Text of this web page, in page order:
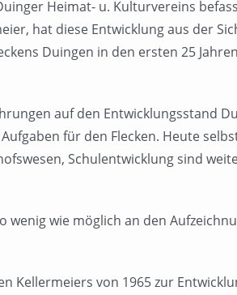
Heimat- u. Kulturvereins
hat diese Entwicklung aus der
Duingen in den ersten 25
auf den Entwicklungsstand
für den Flecken. Heute
Schulentwicklung sind
wenig wie möglich an den
Kellermeiers von 1965 zur